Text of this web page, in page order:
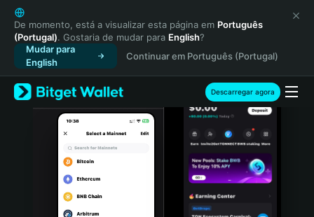
English
日本語
Tiếng Việt
Русский
Español (Latinoamérica)
Türkçe
Italiano
Português (Portugal)
Bahasa Indonesia
De momento, está a visualizar esta página em Português
(Portugal). Gostaria de mudar para English?
Mudar para
English
Continuar em Português (Portugal)
Descarregar agora